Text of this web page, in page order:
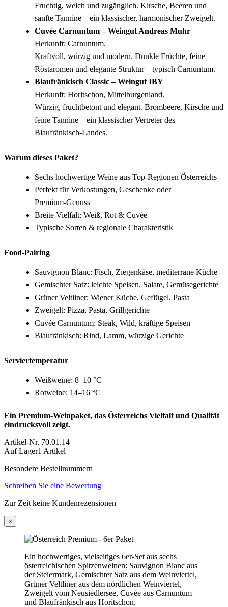
Fruchtig, weich und zugänglich. Kirsche, Beeren und
sanfte Tannine – ein klassischer, harmonischer Zweigelt.
Cuvée Carnuntum – Weingut Andreas Muhr
Herkunft: Carnuntum.
Kraftvoll, würzig und modern. Dunkle Früchte, feine
Röstaromen und elegante Struktur – typisch Carnuntum.
Blaufränkisch Classic – Weingut IBY
Herkunft: Horitschon, Mittelburgenland.
Würzig, fruchtbetont und elegant. Brombeere, Kirsche und
feine Tannine – ein klassischer Vertreter des
Blaufränkisch‑Landes.
Warum dieses Paket?
Sechs hochwertige Weine aus Top‑Regionen Österreichs
Perfekt für Verkostungen, Geschenke oder
Premium‑Genuss
Breite Vielfalt: Weiß, Rot & Cuvée
Typische Sorten & regionale Charakteristik
Food‑Pairing
Sauvignon Blanc: Fisch, Ziegenkäse, mediterrane Küche
Gemischter Satz: leichte Speisen, Salate, Gemüsegerichte
Grüner Veltliner: Wiener Küche, Geflügel, Pasta
Zweigelt: Pizza, Pasta, Grillgerichte
Cuvée Carnuntum: Steak, Wild, kräftige Speisen
Blaufränkisch: Rind, Lamm, würzige Gerichte
Serviertemperatur
Weißweine: 8–10 °C
Rotweine: 14–16 °C
Ein Premium‑Weinpaket, das Österreichs Vielfalt und Qualität
eindrucksvoll zeigt.
Artikel-Nr. 70.01.14
Auf Lager1 Artikel
Besondere Bestellnummern
Schreiben Sie eine Bewertung
Zur Zeit keine Kundenrezensionen
×
Ein hochwertiges, vielseitiges 6er‑Set aus sechs
österreichischen Spitzenweinen: Sauvignon Blanc aus
der Steiermark, Gemischter Satz aus dem Weinviertel,
Grüner Veltliner aus dem nördlichen Weinviertel,
Zweigelt vom Neusiedlersee, Cuvée aus Carnuntum
und Blaufränkisch aus Horitschon.